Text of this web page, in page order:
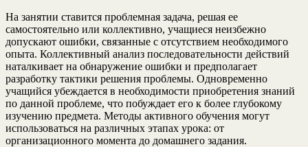
На занятии ставится проблемная задача, решая ее
самостоятельно или коллективно, учащиеся неизбежно
допускают ошибки, связанные с отсутствием необходимого
опыта. Коллективный анализ последовательности действий
наталкивает на обнаружение ошибки и предполагает
разработку тактики решения проблемы. Одновременно
учащийся убеждается в необходимости приобретения знаний
по данной проблеме, что побуждает его к более глубокому
изучению предмета. Методы aктивного обучения могут
использоваться на различных этапах урока: от
организационного момента до домашнего задания.